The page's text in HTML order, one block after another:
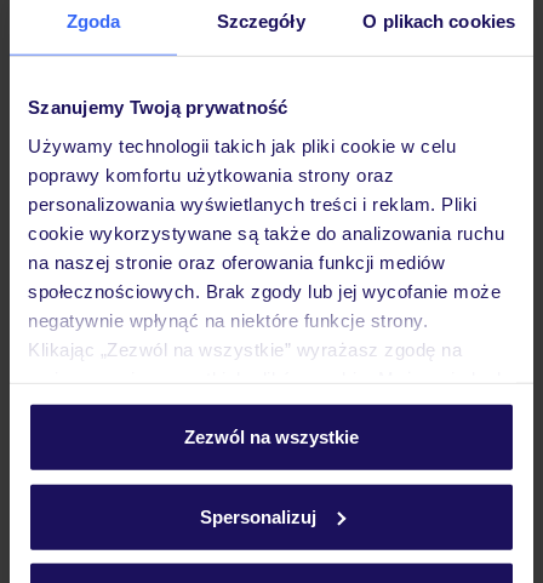
Zgoda Szczegóły O plikach cookies
Szanujemy Twoją prywatność
Używamy technologii takich jak pliki cookie w celu
poprawy komfortu użytkowania strony oraz
personalizowania wyświetlanych treści i reklam. Pliki
cookie wykorzystywane są także do analizowania ruchu
na naszej stronie oraz oferowania funkcji mediów
społecznościowych. Brak zgody lub jej wycofanie może
negatywnie wpłynąć na niektóre funkcje strony.
Klikając „Zezwól na wszystkie” wyrażasz zgodę na
personalizować swój wybór wchodząc w zakładkę
Szczegółowe informacje o plikach cookie znajdziesz
Zezwól na wszystkie
Spersonalizuj
Hotel
Pokoje
Wyżywienie
Atrakcje
Ważne informacje
Często zadawane pytania
Jak zmienić uczestników/osobę zgłaszającą?